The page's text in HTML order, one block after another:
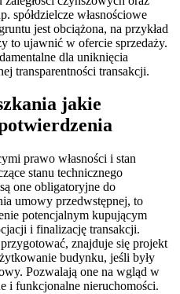
spółdzielcze własnościowe
jest obciążona, na przykład
to ujawnić w ofercie sprzedaży.
dla uniknięcia
transparentności transakcji.
jakie
prawo własności i stan
stanu technicznego
one obligatoryjne do
umowy przedwstępnej, to
potencjalnym kupującym
i finalizację transakcji.
znajduje się projekt
budynku, jeśli były
Pozwalają one na wgląd w
i funkcjonalne nieruchomości.